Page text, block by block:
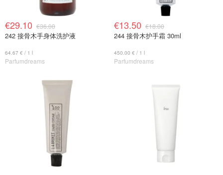
€29.10 €36.00
242 接骨木手身体洗护液
64.67 € / 1 l
Parfumdreams
€13.50 €18.00
244 接骨木护手霜 30ml
450.00 € / 1 l
Parfumdreams